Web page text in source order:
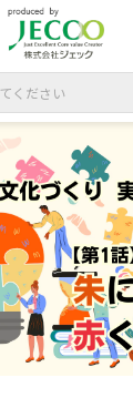
ABOUT
目的別に探す
ジャンル別に探す
シリーズ別に探す
OPEN BADGE
GALLERY